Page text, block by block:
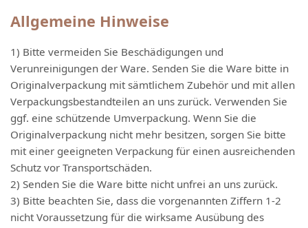
Allgemeine Hinweise
1) Bitte vermeiden Sie Beschädigungen und
Verunreinigungen der Ware. Senden Sie die Ware bitte in
Originalverpackung mit sämtlichem Zubehör und mit allen
Verpackungsbestandteilen an uns zurück. Verwenden Sie
ggf. eine schützende Umverpackung. Wenn Sie die
Originalverpackung nicht mehr besitzen, sorgen Sie bitte
mit einer geeigneten Verpackung für einen ausreichenden
Schutz vor Transportschäden.
2) Senden Sie die Ware bitte nicht unfrei an uns zurück.
3) Bitte beachten Sie, dass die vorgenannten Ziffern 1-2
nicht Voraussetzung für die wirksame Ausübung des